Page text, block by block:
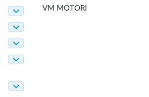
VM MOTORI